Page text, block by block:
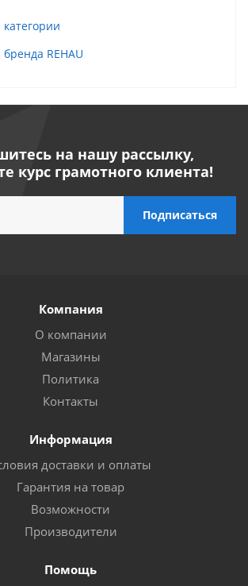
REHAU
на нашу рассылку,
курс грамотного клиента!
Компания
О компании
Магазины
Политика
Контакты
Информация
доставки и оплаты
Гарантия на товар
Возможности
Производители
Помощь